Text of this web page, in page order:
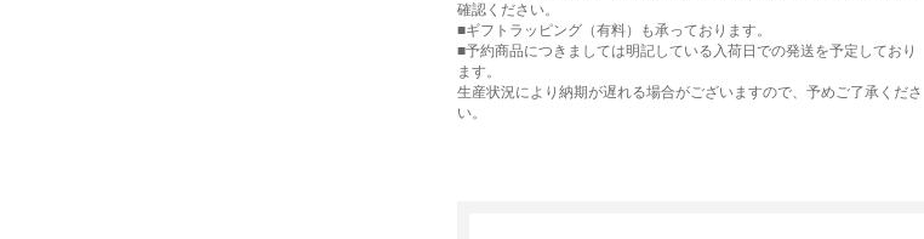
確認ください。
■ギフトラッピング（有料）も承っております。
■予約商品につきましては明記している入荷日での発送を予定しており
ます。
生産状況により納期が遅れる場合がございますので、予めご了承くださ
い。